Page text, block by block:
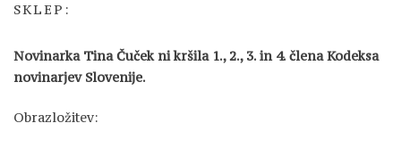
SKLEP:
Novinarka Tina Čuček ni kršila 1., 2., 3. in 4. člena Kodeksa
novinarjev Slovenije.
Obrazložitev: